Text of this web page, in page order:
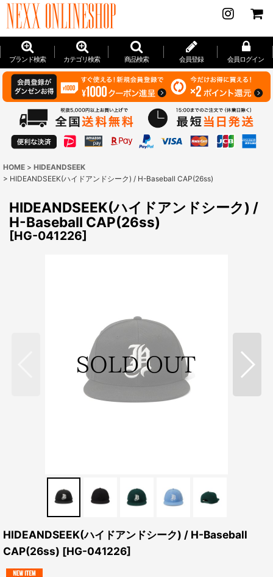
ブランド検索 カテゴリ検索 商品検索 会員登録 会員ログイン
HOME > HIDEANDSEEK
> HIDEANDSEEK(ハイドアンドシーク) / H-Baseball CAP(26ss)
HIDEANDSEEK(ハイドアンドシーク) /
H-Baseball CAP(26ss)
[HG-041226]
HIDEANDSEEK(ハイドアンドシーク) / H-Baseball
CAP(26ss) [HG-041226]